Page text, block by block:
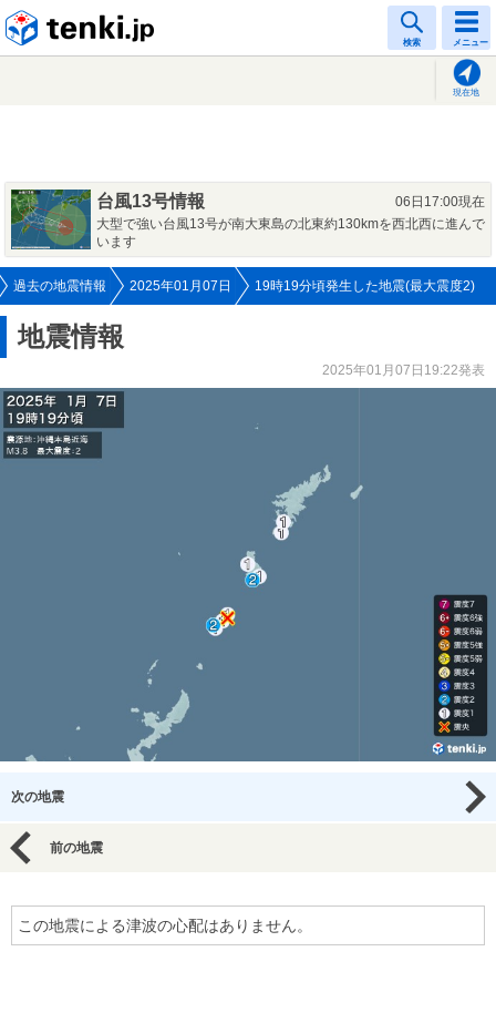
検索 メニュー
現在地
台風13号情報
06日17:00現在
大型で強い台風13号が南大東島の北東約130kmを西北西に進んで
います
過去の地震情報 2025年01月07日 19時19分頃発生した地震(最大震度2)
地震情報
2025年01月07日19:22発表
次の地震
前の地震
この地震による津波の心配はありません。